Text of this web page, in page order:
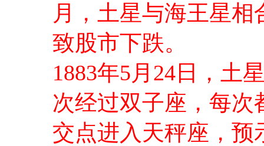
月，土星与海王星
致股市下跌。
1883年5月24日，土
次经过双子座，每次
交点进入天秤座，预